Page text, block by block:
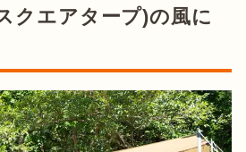
クエアタープ)の風に